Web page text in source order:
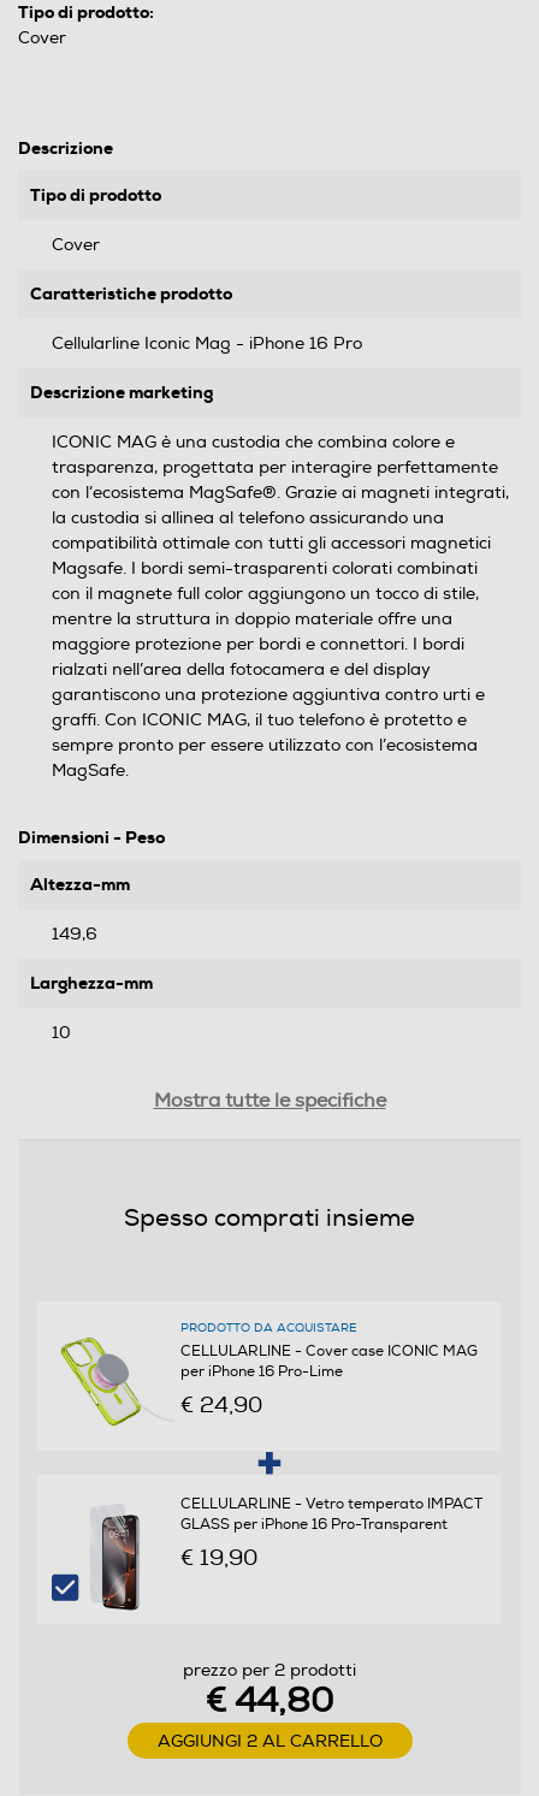
Tipo di prodotto:
Cover
Descrizione
Tipo di prodotto
Cover
Caratteristiche prodotto
Cellularline Iconic Mag - iPhone 16 Pro
Descrizione marketing
ICONIC MAG è una custodia che combina colore e
trasparenza, progettata per interagire perfettamente
con l’ecosistema MagSafe®. Grazie ai magneti integrati,
la custodia si allinea al telefono assicurando una
compatibilità ottimale con tutti gli accessori magnetici
Magsafe. I bordi semi-trasparenti colorati combinati
con il magnete full color aggiungono un tocco di stile,
mentre la struttura in doppio materiale offre una
maggiore protezione per bordi e connettori. I bordi
rialzati nell’area della fotocamera e del display
garantiscono una protezione aggiuntiva contro urti e
graffi. Con ICONIC MAG, il tuo telefono è protetto e
sempre pronto per essere utilizzato con l’ecosistema
MagSafe.
Dimensioni - Peso
Altezza-mm
149,6
Larghezza-mm
10
Clicca qui
Mostra tutte le specifiche
Spesso comprati insieme
PRODOTTO DA ACQUISTARE
CELLULARLINE - Cover case ICONIC MAG
per iPhone 16 Pro-Lime
€ 24,90
CELLULARLINE - Vetro temperato IMPACT
GLASS per iPhone 16 Pro-Transparent
€ 19,90
prezzo per 2 prodotti
€ 44,80
AGGIUNGI 2 AL CARRELLO